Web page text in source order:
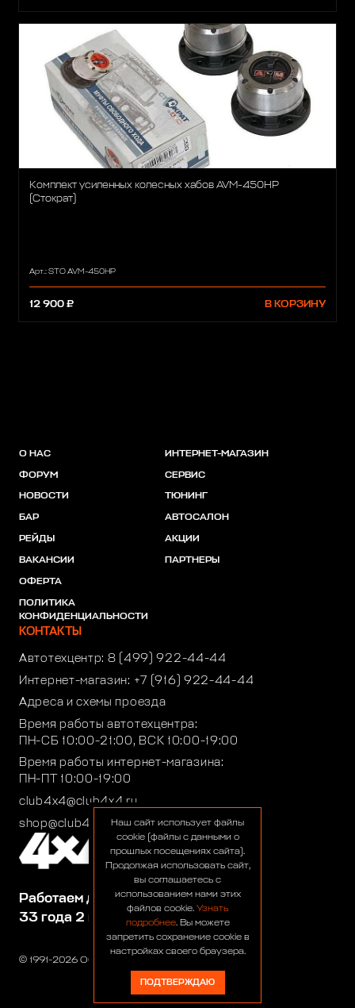
Комплект усиленных колесных хабов AVM-450HP
(Стократ)
Арт.: STO AVM-450HP
12 900 ₽ В КОРЗИНУ
© 1991-2026 ООО «Сервис 4х4»
Работаем для вас:
33 года 2 месяца 25 дней
О НАС
ФОРУМ
НОВОСТИ
БАР
РЕЙДЫ
ВАКАНСИИ
ОФЕРТА
ПОЛИТИКА
КОНФИДЕНЦИАЛЬНОСТИ
ИНТЕРНЕТ-МАГАЗИН
СЕРВИС
ТЮНИНГ
АВТОСАЛОН
АКЦИИ
ПАРТНЕРЫ
КОНТАКТЫ
Автотехцентр: 8 (499) 922-44-44
Интернет-магазин: +7 (916) 922-44-44
Адреса и схемы проезда
Время работы автотехцентра:
ПН-СБ 10:00-21:00, ВСК 10:00-19:00
Время работы интернет-магазина:
ПН-ПТ 10:00-19:00
club4x4@club4x4.ru
shop@club4x4.ruНаш сайт использует файлы
cookie (файлы с данными о
прошлых посещениях сайта).
Продолжая использовать сайт,
вы соглашаетесь с
использованием нами этих
файлов cookie. Узнать
подробнее. Вы можете
запретить сохранение cookie в
настройках своего браузера.
ПОДТВЕРЖДАЮ